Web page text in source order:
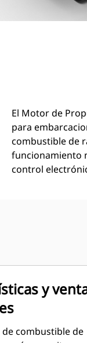
El Motor de
para
combustible de
funcionamiento
control
y
de combustible de